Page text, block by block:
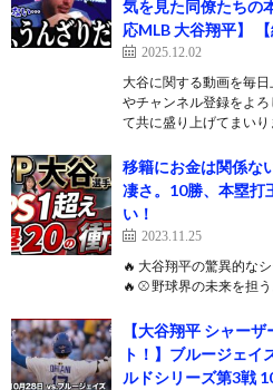
気を見た同僚たちの
応MLB 大谷翔平】 【
2025.12.02
大谷に関する動画を毎
やチャンネル登録をよ
て共に盛り上げてまい
移籍にお金は関係な
凄さ。10勝、本塁打
い！
2023.11.25
🔥 大谷翔平の驚異的な
🔥 ⚾ 野球界の未来を担
【大谷翔平 シャー
ト！】ブルージェイ
ルドシリーズ第3戦